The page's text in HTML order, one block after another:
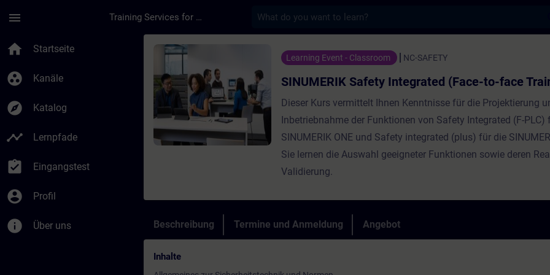
menu Training Services for Digital Industries
home Startseite
group_work Kanäle
explore Katalog
timeline Lernpfade
assignment_turned_in Eingangstest
account_circle Profil
info Über uns
Kurs - SINUMERIK Safety Integrated (Face-to-face Training) -
Learning Event - Classroom NC-SAFETY
SINUMERIK Safety Integrated (Face-to-face
Dieser Kurs vermittelt Ihnen Kenntnisse für die Projektierung
Inbetriebnahme der Funktionen von Safety Integrated (F-PLC)
SINUMERIK ONE und Safety integrated (plus) für die
Sie lernen die Auswahl geeigneter Funktionen sowie deren
Validierung.
Beschreibung Termine und Anmeldung Angebot
Inhalte